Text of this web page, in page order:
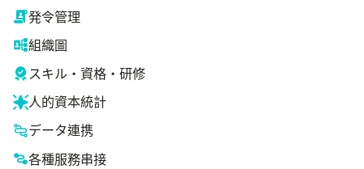
発令管理
組織圖
スキル・資格・研修
人的資本統計
データ連携
各種服務串接